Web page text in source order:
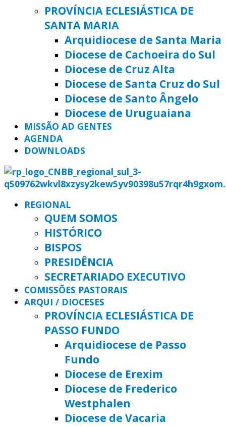
PROVÍNCIA ECLESIÁSTICA DE
SANTA MARIA
Arquidiocese de Santa Maria
Diocese de Cachoeira do Sul
Diocese de Cruz Alta
Diocese de Santa Cruz do Sul
Diocese de Santo Ângelo
Diocese de Uruguaiana
MISSÃO AD GENTES
AGENDA
DOWNLOADS
REGIONAL
QUEM SOMOS
HISTÓRICO
BISPOS
PRESIDÊNCIA
SECRETARIADO EXECUTIVO
COMISSÕES PASTORAIS
ARQUI / DIOCESES
PROVÍNCIA ECLESIÁSTICA DE
PASSO FUNDO
Arquidiocese de Passo
Fundo
Diocese de Erexim
Diocese de Frederico
Westphalen
Diocese de Vacaria